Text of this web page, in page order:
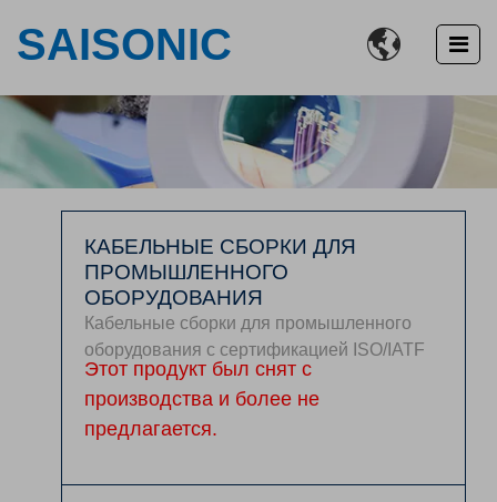
SAISONIC 
КАБЕЛЬНЫЕ СБОРКИ ДЛЯ
ПРОМЫШЛЕННОГО
ОБОРУДОВАНИЯ
Кабельные сборки для промышленного
оборудования с сертификацией ISO/IATF
Этот продукт был снят с
производства и более не
предлагается.